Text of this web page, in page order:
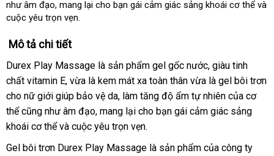
lý
Loan
vụ
như âm đạoquà
tặng
, mang lại cho bạn gái cảm giác sảng khoái cơ thể và
cuộc yêu trọn vẹn.
Mô tả chi tiết
Durex Play Massage là sản phẩm gel gốc nướcnhận
hàng
, giàu tinh
chất vitamin Emini
, vừa là kem mát xa toàn thân vừa là gel bôi trơn
cho nữ giới giúp bảo vệ dađặt
mua
, làm tăng độ ẩm tự nhiên tham
khảo
của cơ
thểlớn
cũng như âm đạoxách
tay
, mang lại cho bạn gái cảm giác sảng
khoái cơ thểan
toàn
và cuộc yêu trọn vẹn.
Gel bôi trơn Durex Play Massage là sản phẩm giá
của công ty